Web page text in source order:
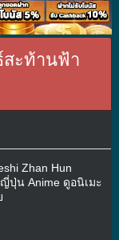
สะท้านฟ้า
Zhan Hun
ปุ่น Anime ดูอนิเมะ